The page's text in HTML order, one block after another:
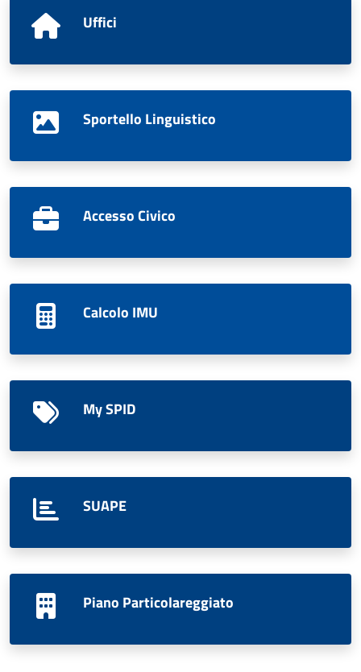
Uffici
Sportello Linguistico
Accesso Civico
Calcolo IMU
My SPID
SUAPE
Piano Particolareggiato